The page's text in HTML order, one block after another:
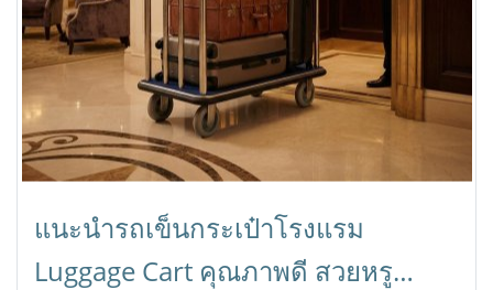
แนะนำรถเข็นกระเป๋าโรงแรม
Luggage Cart คุณภาพดี สวยหรู